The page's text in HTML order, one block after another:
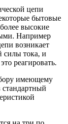
цепи
бытовые
высокие
Например
возникает
силы тока, и
реагировать.
имеющему